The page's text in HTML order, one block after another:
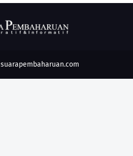
suarapembaharuan.com